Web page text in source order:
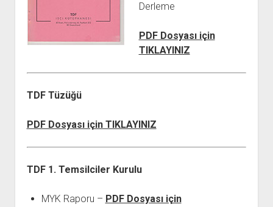
Derleme
PDF Dosyası için
TIKLAYINIZ
TDF Tüzüğü
PDF Dosyası için TIKLAYINIZ
TDF 1. Temsilciler Kurulu
MYK Raporu – PDF Dosyası için